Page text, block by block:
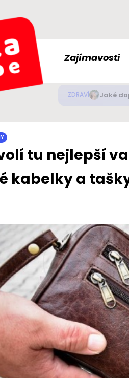
Zajímavosti
ZDRAVÍ Jaké
tu nejlepší
kabelky a